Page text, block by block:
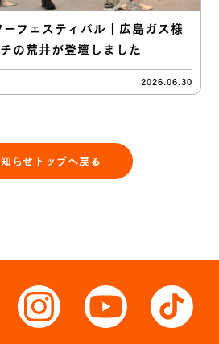
フェスティバル｜広島ガス様
の荒井が登壇しました
2026.06.30
らせトップへ戻る